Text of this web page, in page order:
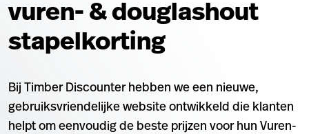
vuren- & douglashout
stapelkorting
Bij Timber Discounter hebben we een nieuwe,
gebruiksvriendelijke website ontwikkeld die klanten
helpt om eenvoudig de beste prijzen voor hun Vuren-